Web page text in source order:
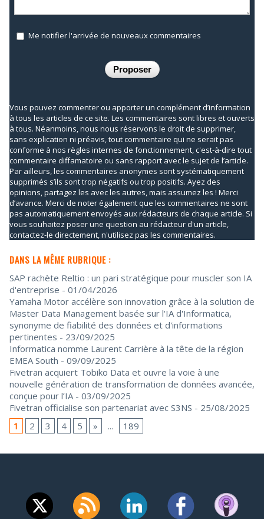
Me notifier l'arrivée de nouveaux commentaires
Vous pouvez commenter ou apporter un complément d’information
à tous les articles de ce site. Les commentaires sont libres et ouverts
à tous. Néanmoins, nous nous réservons le droit de supprimer,
sans explication ni préavis, tout commentaire qui ne serait pas
conforme à nos règles internes de fonctionnement, c'est-à-dire tout
commentaire diffamatoire ou sans rapport avec le sujet de l’article.
Par ailleurs, les commentaires anonymes sont systématiquement
supprimés s’ils sont trop négatifs ou trop positifs. Ayez des
opinions, partagez les avec les autres, mais assumez les ! Merci
d’avance. Merci de noter également que les commentaires ne sont
pas automatiquement envoyés aux rédacteurs de chaque article. Si
vous souhaitez poser une question au rédacteur d'un article,
contactez-le directement, n'utilisez pas les commentaires.
DANS LA MÊME RUBRIQUE :
SAP rachète Reltio : un pari stratégique pour muscler son IA
d'entreprise - 01/04/2026
Yamaha Motor accélère son innovation grâce à la solution de
Master Data Management basée sur l'IA d'Informatica,
synonyme de fiabilité des données et d'informations
pertinentes - 23/09/2025
Informatica nomme Laurent Carrière à la tête de la région
EMEA South - 09/09/2025
Fivetran acquiert Tobiko Data et ouvre la voie à une
nouvelle génération de transformation de données avancée,
conçue pour l’IA - 03/09/2025
Fivetran officialise son partenariat avec S3NS - 25/08/2025
1
2 3 4 5 » ... 189